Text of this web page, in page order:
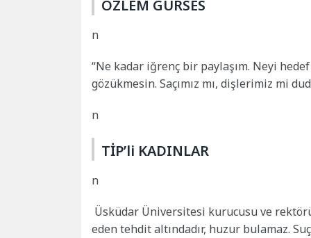
ÖZLEM GÜRSES
n
“Ne kadar iğrenç bir paylaşım. Neyi
gözükmesin. Saçımız mı, dişlerimiz mi
n
TİP’li KADINLAR
n
Üsküdar Üniversitesi kurucusu ve
eden tehdit altındadır, huzur bulamaz.